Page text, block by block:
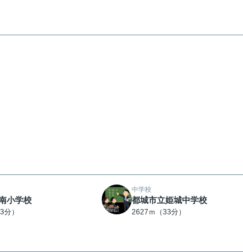
小学校
）
中学校
都城市立姫城中学校
2627ｍ（33分）